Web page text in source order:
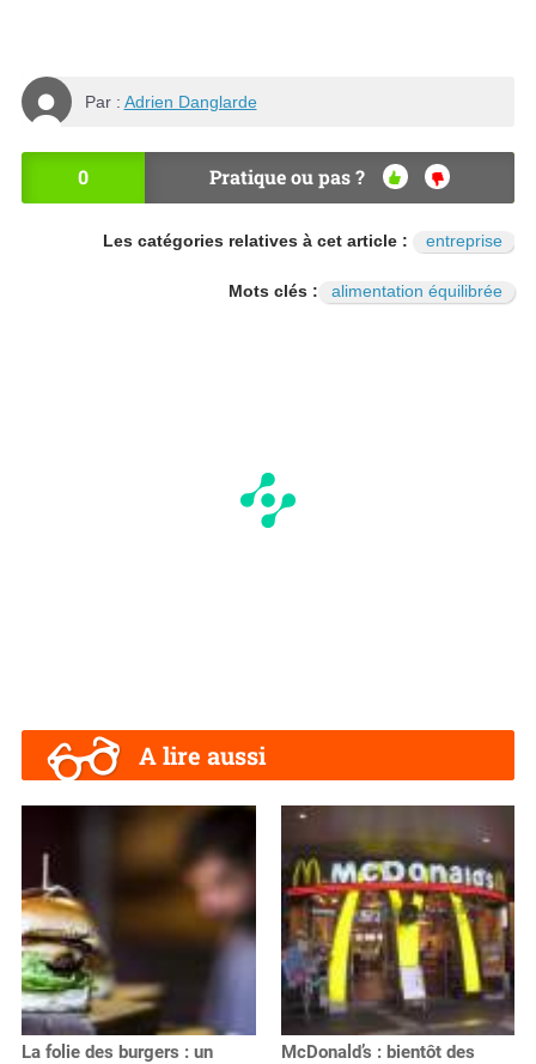
Par : Adrien Danglarde
0 Pratique ou pas ?
OU
NO
N
Les catégories relatives à cet article : entreprise
Mots clés : alimentation équilibrée
A lire aussi
La folie des burgers : un
McDonald’s : bientôt des